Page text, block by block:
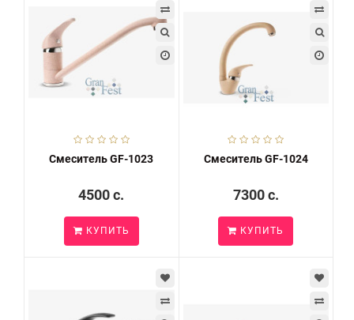
Смеситель GF-1023
4500 c.
КУПИТЬ
Смеситель GF-1024
7300 c.
КУПИТЬ